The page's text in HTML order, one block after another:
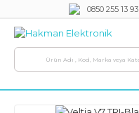
0850 255 13 93